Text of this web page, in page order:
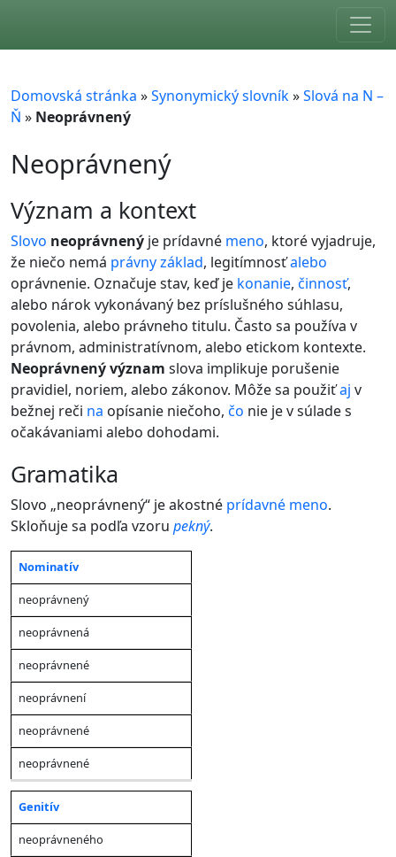
Domovská stránka »Synonymický slovník»Slová na N –
Ň » Neoprávnený
Neoprávnený
význam a kontext
Slovo neoprávnený je prídavné meno, ktoré vyjadruje,
že niečo nemá právnyzáklad, legitímnosťalebo
oprávnenie. Označuje stav, keď je konanie, činnosť,
alebo nárok vykonávaný bez príslušného súhlasu,
povolenia, alebo právneho titulu. Často sa používa v
právnom, administratívnom, alebo etickom kontexte.
Neoprávnený význam slova implikuje porušenie
pravidiel, noriem, alebo zákonov. Môže sa použiťaj v
bežnej reči na opísanie niečoho, čo nie je v súlade s
očakávaniami alebo dohodami.
gramatika
Slovo „neoprávnený“ je akostné prídavné meno.
Skloňuje sa podľa vzoru pekný.
Pád
Jednotné
číslo
(mužský
rod)
číslo
(ženský
Nominatív
neoprávnený
neoprávnená
neoprávnené
neoprávnení
neoprávnené
neoprávnené
Genitív
neoprávneného